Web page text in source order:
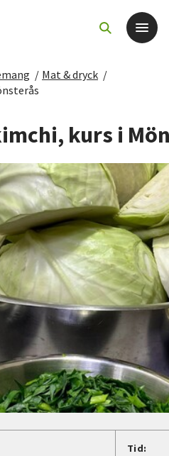
/ Mat & dryck /
kurs i
Tid: